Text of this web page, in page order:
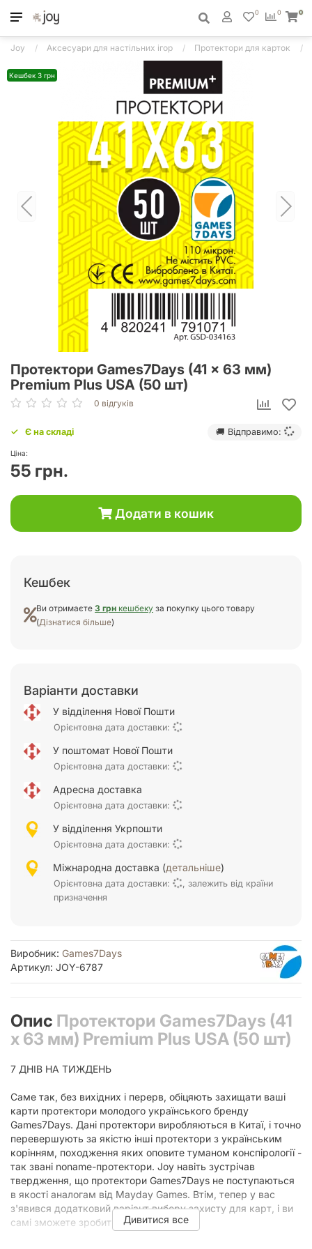
0
0 0
Joy Аксесуари для настільних ігор Протектори для карток
Кешбек 3 грн
Протектори Games7Days (41 x 63 мм)
Premium Plus USA (50 шт)
0 відгуків
Є на складі 🚚 Відправимо:
Ціна:
55 грн.
Додати в кошик
Кешбек
Ви отримаєте 3 грн кешбеку за покупку цього товару
(Дізнатися більше)
Варіанти доставки
У відділення Нової Пошти
Орієнтовна дата доставки:
У поштомат Нової Пошти
Орієнтовна дата доставки:
Адресна доставка
Орієнтовна дата доставки:
У відділення Укрпошти
Орієнтовна дата доставки:
Міжнародна доставка (детальніше)
Орієнтовна дата доставки:
, залежить від країни
призначення
Виробник: Games7Days
Артикул: JOY-6787
Опис Протектори Games7Days (41
x 63 мм) Premium Plus USA (50 шт)
7 ДНІВ НА ТИЖДЕНЬ
Саме так, без вихідних і перерв, обіцяють захищати ваші
карти протектори молодого українського бренду
Games7Days. Дані протектори виробляються в Китаї, і точно
перевершують за якістю інші протектори з українським
корінням, походження яких оповите туманом конспірології -
так звані noname-протектори. Joy навіть зустрічав
твердження, що протектори Games7Days не поступаються
в якості аналогам від Mayday Games. Втім, тепер у вас
з'явився додатковий варіант вибору захисту для карт, і ви
самі зможете зробити висновки.
Дивитися все